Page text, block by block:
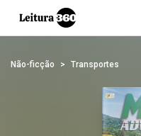
Não-ficção Transportes